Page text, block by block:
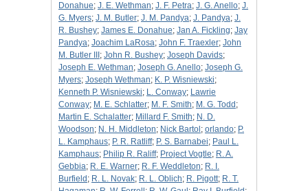
Donahue; J. E. Wethman; J. F. Petra; J. G. Anello; J.
G. Myers; J. M. Butler; J. M. Pandya; J. Pandya; J.
R. Bushey; James E. Donahue; Jan A. Fickling; Jay
Pandya; Joachim LaRosa; John F. Traexler; John
M. Butler III ; John R. Bushey; Joseph Davids;
Joseph E. Wethman; Joseph G. Anello; Joseph G.
Myers; Joseph Wethman; K. P. Wisniewski;
Kenneth P. Wisniewski; L. Conway; Lawrie
Conway; M. E. Schlatter; M. F. Smith; M. G. Todd ;
Martin E. Schalatter; Millard F. Smith; N. D.
Woodson; N. H. Middleton; Nick Bartol ; orlando; P.
L. Kamphaus; P. R. Ratliff; P. S. Barnabei; Paul L.
Kamphaus; Philip R. Raliff; Project Vogtle; R. A.
Gebbia; R. E. Warner; R. F. Weddleton; R. I.
Burfield ; R. L. Novak; R. L. Oblich; R. Pigott; R. T.